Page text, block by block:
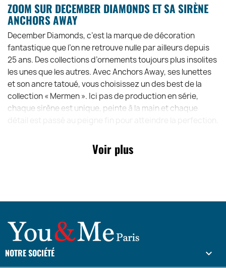
ZOOM SUR DECEMBER DIAMONDS ET SA SIRÈNE
ANCHORS AWAY
December Diamonds, c’est la marque de décoration
fantastique que l’on ne retrouve nulle par ailleurs depuis
25 ans. Des collections d’ornements toujours plus insolites
les unes que les autres. Avec Anchors Away, ses lunettes
et son ancre tatoué, vous choisissez un des best de la
collection « Mermen ». Ici pas de production en série,
chaque sirène est unique, peinte à la main et chaque
permet à December Diamonds d’avoir un temps d’avance
dans le monde de l’imagination.
Voir plus
NOTRE SOCIÉTÉ 